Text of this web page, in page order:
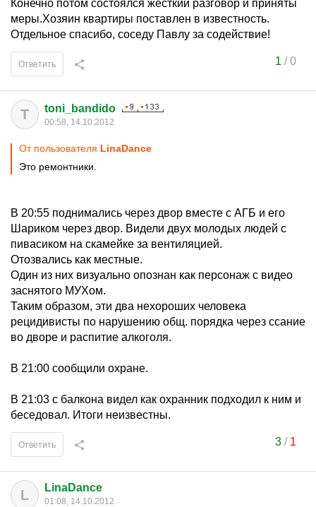
Конечно потом состоялся жесткий разговор и приняты
меры.Хозяин квартиры поставлен в известность.
Отдельное спасибо, соседу Павлу за содействие!
1 /0
Ответить
T toni_bandido
00:58, 14.10.2012
От пользователя LinaDance
Это ремонтники.
В 20:55 поднимались через двор вместе с АГБ и его
Шариком через двор. Видели двух молодых людей с
пивасиком на скамейке за вентиляцией.
Отозвались как местные.
Один из них визуально опознан как персонаж с видео
заснятого МУХом.
Таким образом, эти два нехороших человека
рецидивисты по нарушению общ. порядка через ссание
во дворе и распитие алкоголя.
В 21:00 сообщили охране.
В 21:03 с балкона видел как охранник подходил к ним и
беседовал. Итоги неизвестны.
3/ 1
Ответить
L LinaDance
01:08, 14.10.2012